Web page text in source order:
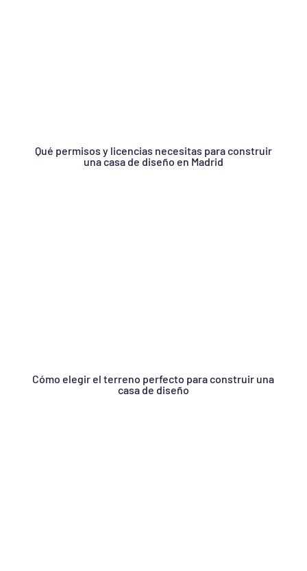
Qué permisos y licencias necesitas para construir
una casa de diseño en Madrid
Cómo elegir el terreno perfecto para construir una
casa de diseño